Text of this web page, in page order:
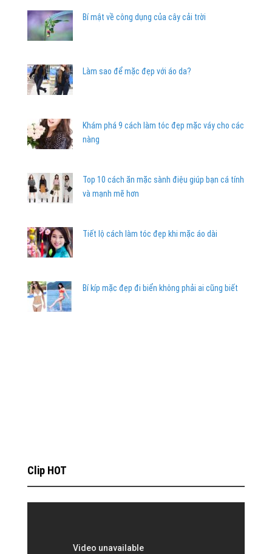
Bí mật về công dụng của cây cải trời
Làm sao để mặc đẹp với áo da?
Khám phá 9 cách làm tóc đẹp mặc váy cho các
nàng
Top 10 cách ăn mặc sành điệu giúp bạn cá tính
và mạnh mẽ hơn
Tiết lộ cách làm tóc đẹp khi mặc áo dài
Bí kíp mặc đẹp đi biển không phải ai cũng biết
Clip HOT